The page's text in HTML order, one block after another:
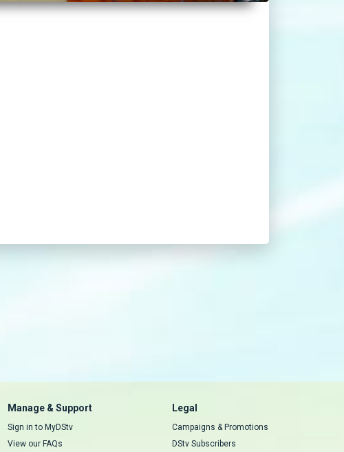
Manage & Support
Sign in to MyDStv
View our FAQs
Legal
Campaigns & Promotions
DStv Subscribers